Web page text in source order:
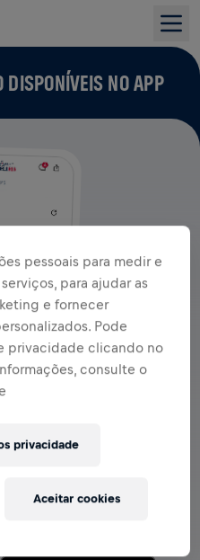
DISPONÍVEIS NO APP
acompanhe sua
pessoais para medir e
para ajudar as
e fornecer
Pode
privacidade clicando no
consulte o
privacidade
Aceitar cookies